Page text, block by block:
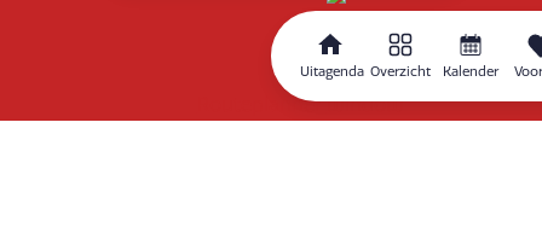
Uitagenda Overzicht Kalender
Routeplanner